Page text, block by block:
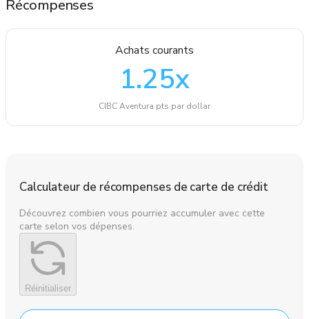
Récompenses
Achats courants
1.25x
CIBC Aventura pts par dollar
Calculateur de récompenses de carte de crédit
Découvrez combien vous pourriez accumuler avec cette
carte selon vos dépenses.
Réinitialiser